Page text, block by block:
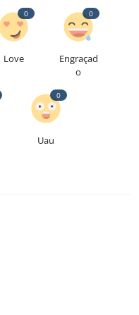
Love
0
Engraçad
o
0
Uau
0